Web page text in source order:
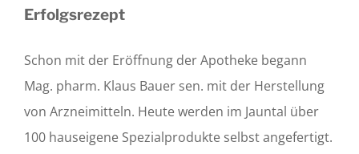
Erfolgsrezept
Schon mit der Eröffnung der Apotheke begann
Mag. pharm. Klaus Bauer sen. mit der Herstellung
von Arzneimitteln. Heute werden im Jauntal über
100 hauseigene Spezialprodukte selbst angefertigt.